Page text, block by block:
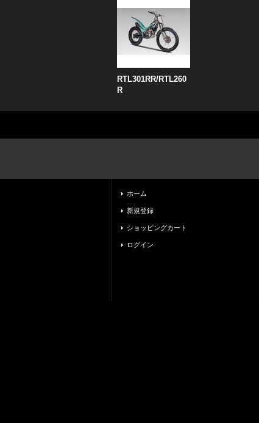
RTL301RR/RTL260
R
ホーム
新規登録
ショッピングカート
ログイン